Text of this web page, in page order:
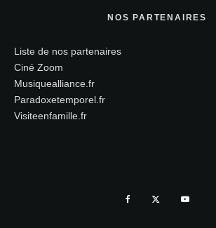
NOS PARTENAIRES
Liste de nos partenaires
Ciné Zoom
Musiquealliance.fr
Paradoxetemporel.fr
Visiteenfamille.fr